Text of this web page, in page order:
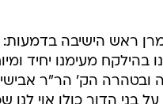
ראש הישיבה בדמעות:
בהילקח מעימנו יחיד
הק' הר"ר אבישי